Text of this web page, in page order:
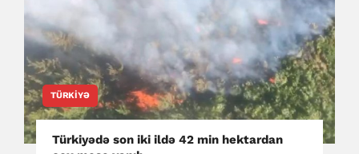
TÜRKIYƏ
Türkiyədə son iki ildə 42 min hektardan